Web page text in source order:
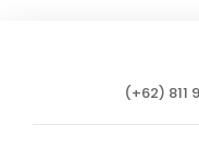
(+62) 811